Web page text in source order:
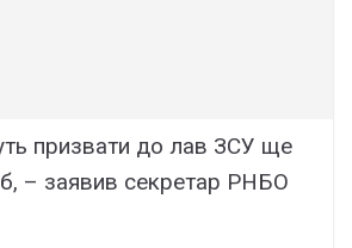
призвати до лав ЗСУ ще
– заявив секретар РНБО